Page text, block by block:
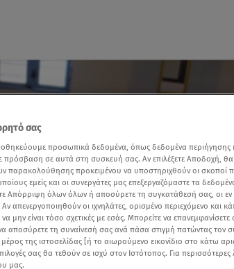
σας
προσωπικά δεδομένα, όπως δεδομένα περιήγησης
πρόσβαση σε αυτά στη συσκευή σας. Αν επιλέξετε Αποδοχή, θα
παρακολούθησης προκειμένου να υποστηριχθούν οι σκοποί
εμείς και οι συνεργάτες μας επεξεργαζόμαστε τα
Απόρριψη όλων όλων ή αποσύρετε τη συγκατάθεσή σας, οι
απενεργοποιηθούν οι ιχνηλάτες, ορισμένο περιεχόμενο και
μην είναι τόσο σχετικές με εσάς. Μπορείτε να
να αποσύρετε τη συναίνεσή σας ανά πάσα στιγμή πατώντας τον
της ιστοσελίδας [ή το αιωρούμενο εικονίδιο στο κάτω
σας θα τεθούν σε ισχύ στον Ιστότοπος. Για περισσότερες
μας.